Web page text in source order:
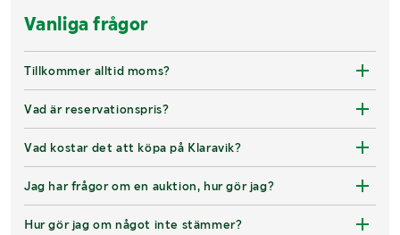
Vanliga frågor
Tillkommer alltid moms?
Vad är reservationspris?
Vad kostar det att köpa på Klaravik?
Jag har frågor om en auktion, hur gör jag?
Hur gör jag om något inte stämmer?